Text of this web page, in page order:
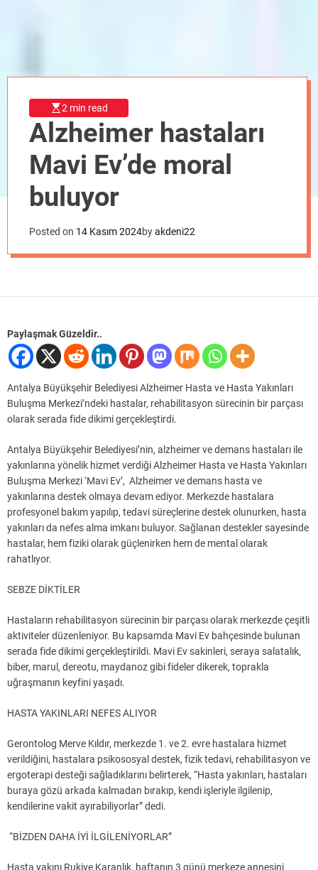
2 min read
Alzheimer hastaları
Mavi Ev’de moral
buluyor
Posted on 14 Kasım 2024byakdeni22
Paylaşmak Güzeldir..
Antalya Büyükşehir Belediyesi Alzheimer Hasta ve Hasta Yakınları
Buluşma Merkezi’ndeki hastalar, rehabilitasyon sürecinin bir parçası
olarak serada fide dikimi gerçekleştirdi.
Antalya Büyükşehir Belediyesi’nin, alzheimer ve demans hastaları ile
yakınlarına yönelik hizmet verdiği Alzheimer Hasta ve Hasta Yakınları
Buluşma Merkezi ‘Mavi Ev’, Alzheimer ve demans hasta ve
yakınlarına destek olmaya devam ediyor. Merkezde hastalara
profesyonel bakım yapılıp, tedavi süreçlerine destek olunurken, hasta
yakınları da nefes alma imkanı buluyor. Sağlanan destekler sayesinde
hastalar, hem fiziki olarak güçlenirken hem de mental olarak
rahatlıyor.
SEBZE DİKTİLER
Hastaların rehabilitasyon sürecinin bir parçası olarak merkezde çeşitli
aktiviteler düzenleniyor. Bu kapsamda Mavi Ev bahçesinde bulunan
serada fide dikimi gerçekleştirildi. Mavi Ev sakinleri, seraya salatalık,
biber, marul, dereotu, maydanoz gibi fideler dikerek, toprakla
uğraşmanın keyfini yaşadı.
HASTA YAKINLARI NEFES ALIYOR
Gerontolog Merve Kıldır, merkezde 1. ve 2. evre hastalara hizmet
verildiğini, hastalara psikososyal destek, fizik tedavi, rehabilitasyon ve
ergoterapi desteği sağladıklarını belirterek, “Hasta yakınları, hastaları
buraya gözü arkada kalmadan bırakıp, kendi işleriyle ilgilenip,
kendilerine vakit ayırabiliyorlar” dedi.
“BİZDEN DAHA İYİ İLGİLENİYORLAR”
Hasta yakını Rukiye Karanlık, haftanın 3 günü merkeze annesini